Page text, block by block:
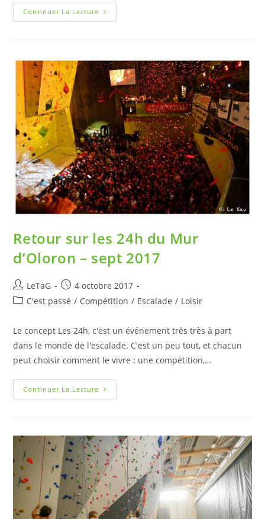
Continuer La Lecture
Retour sur les 24h du Mur
d’Oloron – sept 2017
LeTaG
4 octobre 2017
C'est passé / Compétition / Escalade / Loisir
Le concept Les 24h, c'est un événement très très à part
dans le monde de l'escalade. C'est un peu tout, et chacun
peut choisir comment le vivre : une compétition,…
Continuer La Lecture